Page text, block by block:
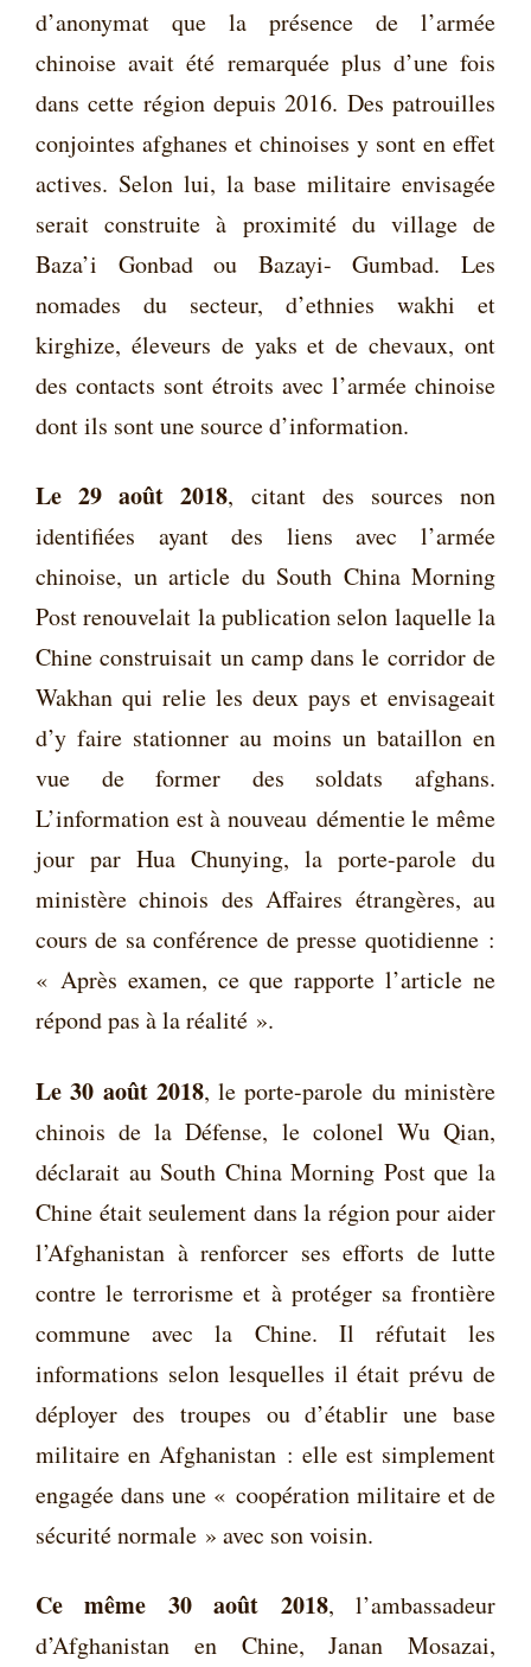
d’anonymat que la présence de l’armée
chinoise avait été remarquée plus d’une fois
dans cette région depuis 2016. Des patrouilles
conjointes afghanes et chinoises y sont en effet
actives. Selon lui, la base militaire envisagée
serait construite à proximité du village de
Baza’i Gonbad ou Bazayi- Gumbad. Les
nomades du secteur, d’ethnies wakhi et
kirghize, éleveurs de yaks et de chevaux, ont
des contacts sont étroits avec l’armée chinoise
dont ils sont une source d’information.
Le 29 août 2018, citant des sources non
identifiées ayant des liens avec l’armée
chinoise, un article du South China Morning
Post renouvelait la publication selon laquelle la
Chine construisait un camp dans le corridor de
Wakhan qui relie les deux pays et envisageait
d’y faire stationner au moins un bataillon en
vue de former des soldats afghans.
L’information est à nouveau démentie le même
jour par Hua Chunying, la porte-parole du
ministère chinois des Affaires étrangères, au
cours de sa conférence de presse quotidienne :
« Après examen, ce que rapporte l’article ne
répond pas à la réalité ».
Le 30 août 2018, le porte-parole du ministère
chinois de la Défense, le colonel Wu Qian,
déclarait au South China Morning Post que la
Chine était seulement dans la région pour aider
l’Afghanistan à renforcer ses efforts de lutte
contre le terrorisme et à protéger sa frontière
commune avec la Chine. Il réfutait les
informations selon lesquelles il était prévu de
déployer des troupes ou d’établir une base
militaire en Afghanistan : elle est simplement
engagée dans une « coopération militaire et de
sécurité normale » avec son voisin.
Ce même 30 août 2018, l’ambassadeur
d’Afghanistan en Chine, Janan Mosazai,